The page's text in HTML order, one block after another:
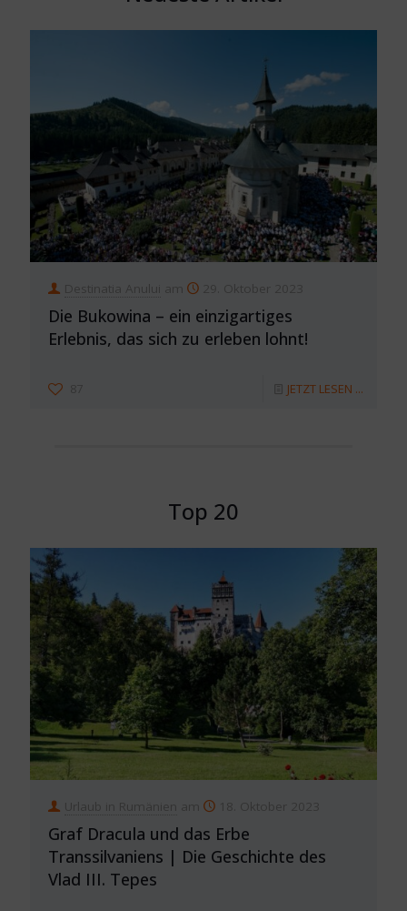
Destinatia Anului am 29. Oktober 2023
Die Bukowina – ein einzigartiges
Erlebnis, das sich zu erleben lohnt!
87 JETZT LESEN ...
Top 20
Urlaub in Rumänien am 18. Oktober 2023
Graf Dracula und das Erbe
Transsilvaniens | Die Geschichte des
Vlad III. Tepes